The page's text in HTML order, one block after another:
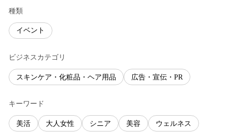
種類
イベント
ビジネスカテゴリ
スキンケア・化粧品・ヘア用品 広告・宣伝・PR
キーワード
美活 大人女性 シニア 美容 ウェルネス